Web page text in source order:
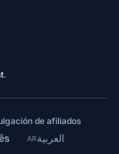
.
de afiliados
ARالعربية